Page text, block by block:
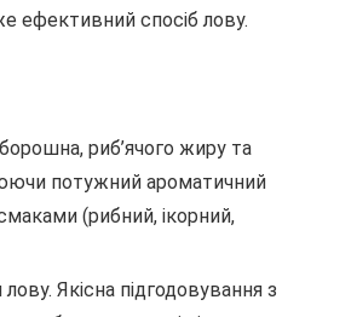
ефективний спосіб лову.
риб’ячого жиру та
потужний ароматичний
(рибний, ікорний,
Якісна підгодовування з